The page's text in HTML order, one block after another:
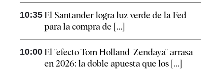
10:35 El Santander logra luz verde de la Fed
para la compra de [...]
10:00 El "efecto Tom Holland-Zendaya" arrasa
en 2026: la doble apuesta que los [...]